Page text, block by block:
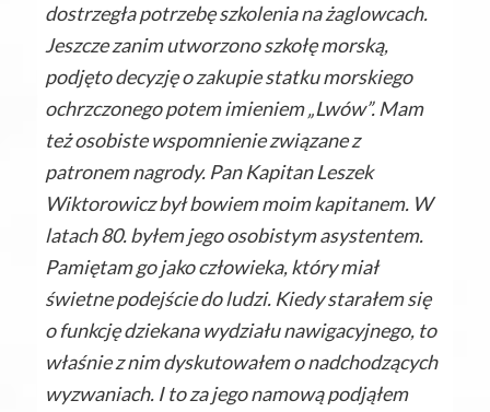
dostrzegła potrzebę szkolenia na żaglowcach.
Jeszcze zanim utworzono szkołę morską,
podjęto decyzję o zakupie statku morskiego
ochrzczonego potem imieniem „Lwów”. Mam
też osobiste wspomnienie związane z
patronem nagrody. Pan Kapitan Leszek
Wiktorowicz był bowiem moim kapitanem. W
latach 80. byłem jego osobistym asystentem.
Pamiętam go jako człowieka, który miał
świetne podejście do ludzi. Kiedy starałem się
o funkcję dziekana wydziału nawigacyjnego, to
właśnie z nim dyskutowałem o nadchodzących
wyzwaniach. I to za jego namową podjąłem